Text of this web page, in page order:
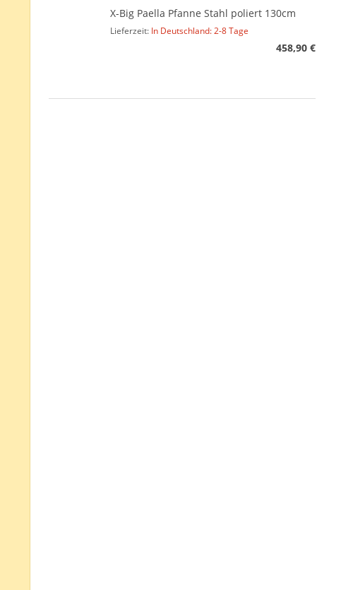
X-Big Paella Pfanne Stahl poliert 130cm
Lieferzeit: In Deutschland: 2-8 Tage
458,90 €